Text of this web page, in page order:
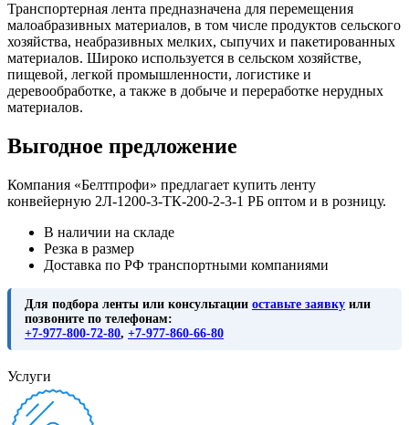
Транспортерная лента предназначена для перемещения
малоабразивных материалов, в том числе продуктов сельского
хозяйства, неабразивных мелких, сыпучих и пакетированных
материалов. Широко используется в сельском хозяйстве,
пищевой, легкой промышленности, логистике и
деревообработке, а также в добыче и переработке нерудных
материалов.
Выгодное предложение
Компания «Белтпрофи» предлагает купить ленту
конвейерную 2Л-1200-3-ТК-200-2-3-1 РБ оптом и в розницу.
В наличии на складе
Резка в размер
Доставка по РФ транспортными компаниями
Для подбора ленты или консультации оставьте заявку или
позвоните по телефонам:
+7-977-800-72-80, +7-977-860-66-80
Услуги